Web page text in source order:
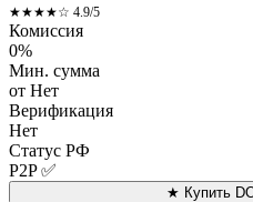
★★★★☆ 4.9/5
Комиссия
0%
Мин. сумма
от Нет
Верификация
Нет
Статус РФ
P2P ✅
★ Купить